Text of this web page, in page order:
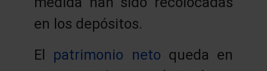
en los depósitos.
El patrimonio neto queda en